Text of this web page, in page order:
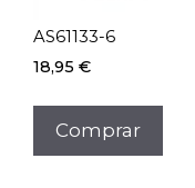
AS61133-6
18,95 €
Comprar